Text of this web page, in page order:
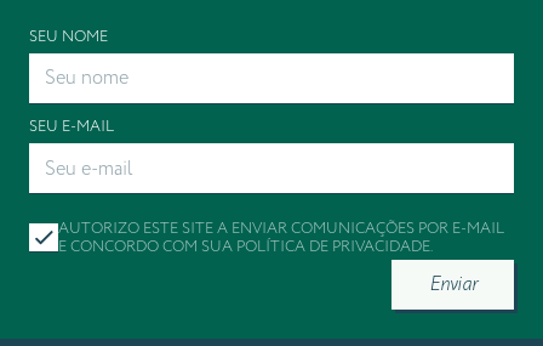
SEU NOME
SEU E-MAIL
AUTORIZO ESTE SITE A ENVIAR COMUNICAÇÕES POR E-MAIL
E CONCORDO COM SUA POLÍTICA DE PRIVACIDADE.
Enviar